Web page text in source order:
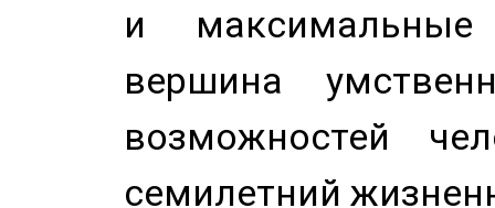
и
вершина
возможностей
семилетний